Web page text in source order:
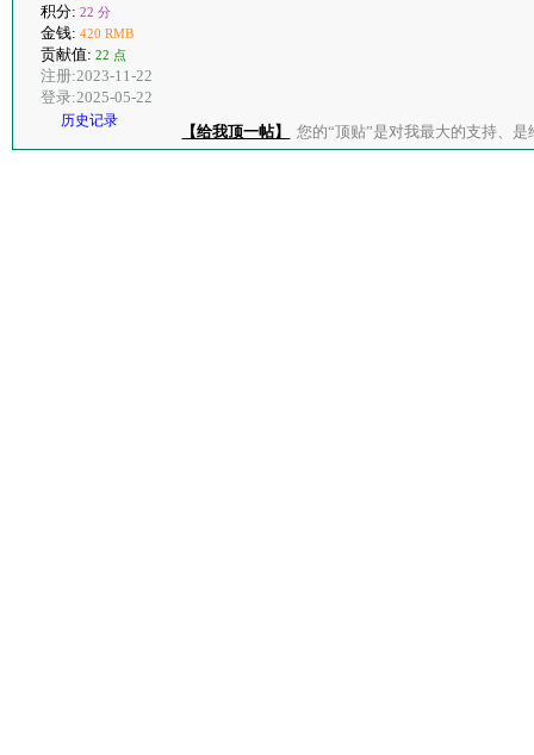
积分: 22 分
金钱: 420 RMB
贡献值: 22 点
注册:2023-11-22
登录:2025-05-22
历史记录
【给我顶一帖】 您的“顶贴”是对我最大的支持、